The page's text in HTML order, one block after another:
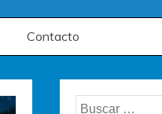
Contacto
Buscar: